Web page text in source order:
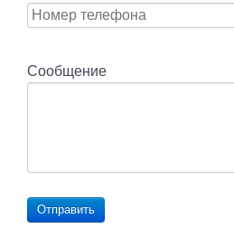
Сообщение
Отправить